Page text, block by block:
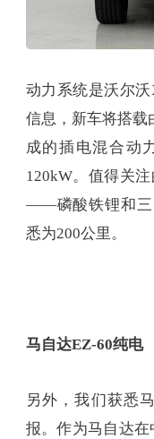
动力系统是沃尔
信息，新车将搭载
成的插电混合动
120kW。值得关
——磷酸铁锂和三
悉为200公里。
马自达EZ-60纯电
另外，我们获悉
报。作为马自达